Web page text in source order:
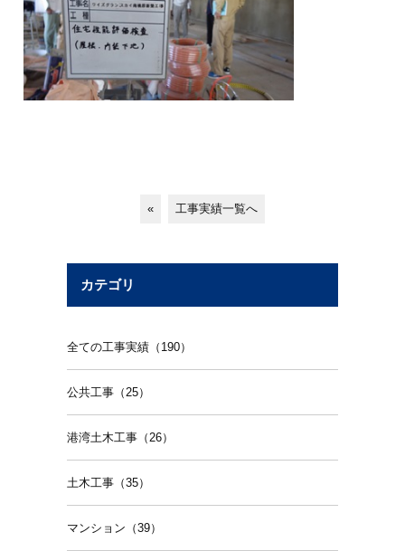
« 工事実績一覧へ
カテゴリ
全ての工事実績（190）
公共工事（25）
港湾土木工事（26）
土木工事（35）
マンション（39）